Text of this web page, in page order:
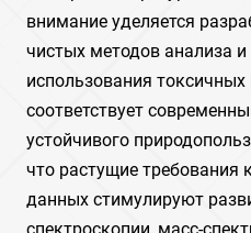
внимание уделяется
чистых методов анализа
использования токсичных
соответствует
устойчивого
что растущие требования
данных стимулируют
спектроскопии, масс-